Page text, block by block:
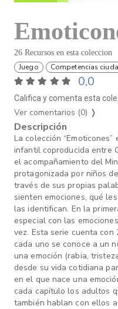
26 Recursos en esta coleccion
Juego Competencias
0,0
Califica y comenta esta
Ver comentarios (0) ❭
Descripción
La colección
infantil coproducida entre
el acompañamiento del
protagonizada por niños
través de sus propias
sienten emociones, qué
las identifican. En la
especial con las
vez. Esta serie cuenta
cada uno se conoce a un
una emoción (rabia,
desde su vida cotidiana
en el que nace una
cada capítulo los adultos
también hablan con ellos